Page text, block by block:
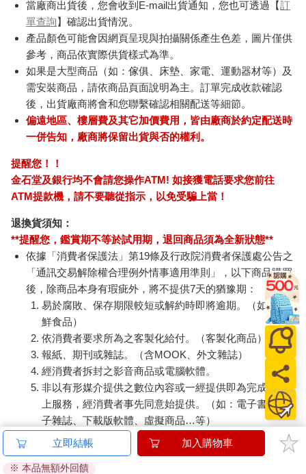
訂購/退換貨須知
加入金石堂 LINE 官方帳號『完成綁定』，隨時掌握出貨動
態：
商品運送說明：
本公司所提供的產品配送區域範圍目前僅限台灣本島。注
意！收件地址請勿為郵政信箱。
商品將由廠商透過貨運或是郵局寄送。消費者訂購之商品若
無法送達，經電話或 E-mail無法聯繫逾三天者，本公司將取
消該筆訂單，並且全額退款。
當廠商出貨後，您會收到E-mail出貨通知，您也可透過【訂
單查詢】確認出貨情況。
產品顏色可能會因網頁呈現與拍攝關係產生色差，圖片僅供
參考，商品依實際供貨樣式為準。
如果是大型商品（如：傢俱、床墊、家電、運動器材等）及
需安裝商品，請依商品頁面說明為主。訂單完成收款確認
後，出貨廠商將會和您聯繫確認相關配送等細節。
偏遠地區、樓層費及其它加價費用，皆由廠商於約定配送時
一併告知，廠商將保留出貨與否的權利。
提醒您！！
金石堂及銀行均不會請您操作ATM! 如接獲電話要求您前往
ATM提款機，請不要聽從指示，以免受騙上當！